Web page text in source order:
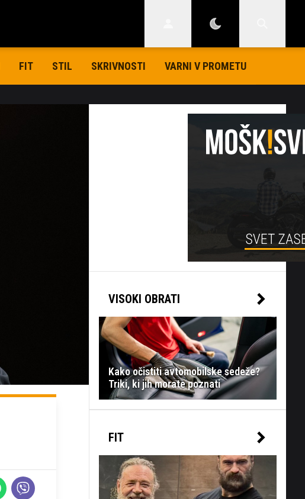
FIT STIL SKRIVNOSTI VARNI V PROMETU
VISOKI OBRATI
Kako očistiti avtomobilske sedeže?
Triki, ki jih morate poznati
FIT